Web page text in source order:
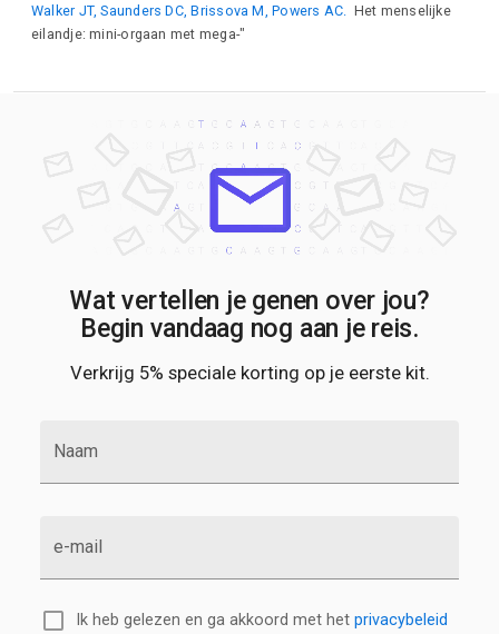
Walker JT, Saunders DC, Brissova M, Powers AC.
Het menselijke
eilandje: mini-orgaan met mega-"
Wat vertellen je genen over jou?
Begin vandaag nog aan je reis.
Verkrijg 5% speciale korting op je eerste kit.
Naam
e-mail
Ik heb gelezen en ga akkoord met het privacybeleid